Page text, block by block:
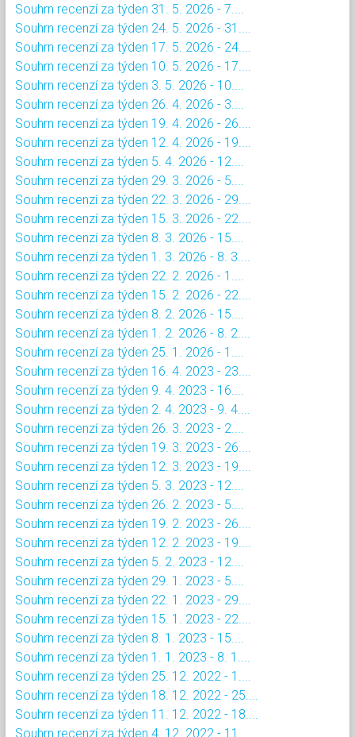
Souhrn recenzí za týden 31. 5. 2026 - 7....
Souhrn recenzí za týden 24. 5. 2026 - 31....
Souhrn recenzí za týden 17. 5. 2026 - 24....
Souhrn recenzí za týden 10. 5. 2026 - 17....
Souhrn recenzí za týden 3. 5. 2026 - 10....
Souhrn recenzí za týden 26. 4. 2026 - 3....
Souhrn recenzí za týden 19. 4. 2026 - 26....
Souhrn recenzí za týden 12. 4. 2026 - 19....
Souhrn recenzí za týden 5. 4. 2026 - 12....
Souhrn recenzí za týden 29. 3. 2026 - 5....
Souhrn recenzí za týden 22. 3. 2026 - 29....
Souhrn recenzí za týden 15. 3. 2026 - 22....
Souhrn recenzí za týden 8. 3. 2026 - 15....
Souhrn recenzí za týden 1. 3. 2026 - 8. 3....
Souhrn recenzí za týden 22. 2. 2026 - 1....
Souhrn recenzí za týden 15. 2. 2026 - 22....
Souhrn recenzí za týden 8. 2. 2026 - 15....
Souhrn recenzí za týden 1. 2. 2026 - 8. 2....
Souhrn recenzí za týden 25. 1. 2026 - 1....
Souhrn recenzí za týden 16. 4. 2023 - 23....
Souhrn recenzí za týden 9. 4. 2023 - 16....
Souhrn recenzí za týden 2. 4. 2023 - 9. 4....
Souhrn recenzí za týden 26. 3. 2023 - 2....
Souhrn recenzí za týden 19. 3. 2023 - 26....
Souhrn recenzí za týden 12. 3. 2023 - 19....
Souhrn recenzí za týden 5. 3. 2023 - 12....
Souhrn recenzí za týden 26. 2. 2023 - 5....
Souhrn recenzí za týden 19. 2. 2023 - 26....
Souhrn recenzí za týden 12. 2. 2023 - 19....
Souhrn recenzí za týden 5. 2. 2023 - 12....
Souhrn recenzí za týden 29. 1. 2023 - 5....
Souhrn recenzí za týden 22. 1. 2023 - 29....
Souhrn recenzí za týden 15. 1. 2023 - 22....
Souhrn recenzí za týden 8. 1. 2023 - 15....
Souhrn recenzí za týden 1. 1. 2023 - 8. 1....
Souhrn recenzí za týden 25. 12. 2022 - 1....
Souhrn recenzí za týden 18. 12. 2022 - 25....
Souhrn recenzí za týden 11. 12. 2022 - 18....
Souhrn recenzí za týden 4. 12. 2022 - 11....